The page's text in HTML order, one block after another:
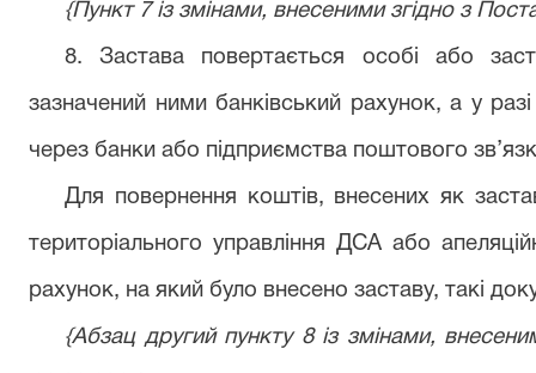
{Пункт 7 із змінами, внесеними згідно з
8. Застава повертається особі або
зазначений ними банківський рахунок, а у
через банки або підприємства поштового
Для повернення коштів, внесених як
територіального управління ДСА або
рахунок, на який було внесено заставу, такі
{Абзац другий пункту 8 із змінами,